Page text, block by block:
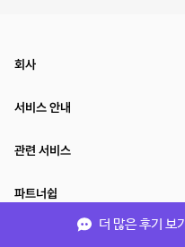
더 많은 후기 보기
회사
서비스 안내
관련 서비스
파트너쉽
서비스 제공 국가